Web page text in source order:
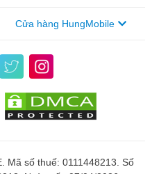
Cửa hàng HungMobile
Mã số thuế: 0111448213. Số